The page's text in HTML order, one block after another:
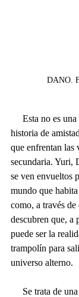
DANO.
historia de
que enfrentan las
secundaria. Yuri,
se ven envueltos
mundo que
como, a través de
descubren que, a
puede ser la
trampolín para
universo alterno.